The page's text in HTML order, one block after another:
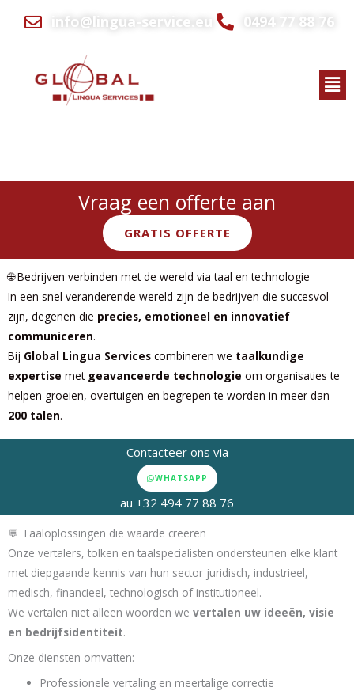
info@lingua-service.eu 0494 77 88 76
Vraag een offerte aan
GRATIS OFFERTE
🌐 Bedrijven verbinden met de wereld via taal en technologie
In een snel veranderende wereld zijn de bedrijven die succesvol
zijn, degenen die precies, emotioneel en innovatief
communiceren.
Bij Global Lingua Services combineren we taalkundige
expertise met geavanceerde technologie om organisaties te
helpen groeien, overtuigen en begrepen te worden in meer dan
200 talen.
Contacteer ons via
WHATSAPP
au +32 494 77 88 76
💬 Taaloplossingen die waarde creëren
Onze vertalers, tolken en taalspecialisten ondersteunen elke klant
met diepgaande kennis van hun sector juridisch, industrieel,
medisch, financieel, technologisch of institutioneel.
We vertalen niet alleen woorden we vertalen uw ideeën, visie
en bedrijfsidentiteit.
Onze diensten omvatten:
Professionele vertaling en meertalige correctie